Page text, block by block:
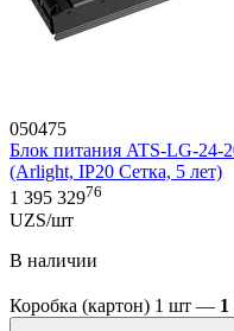
050475
Блок питания ATS-LG-24-
(Arlight, IP20 Сетка, 5 лет)
1 395 32976
UZS/шт
В наличии
Коробка (картон) 1 шт — 1